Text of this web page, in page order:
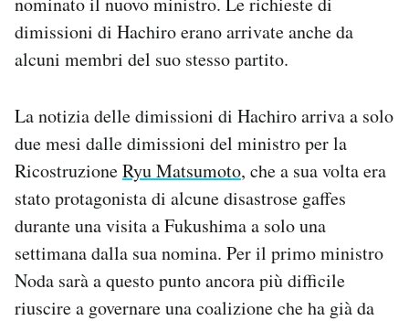
dimissioni di Hachiro erano arrivate anche da
alcuni membri del suo stesso partito.
La notizia delle dimissioni di Hachiro arriva a solo
due mesi dalle dimissioni del ministro per la
RicostruzioneRyu Matsumoto, che a sua volta era
stato protagonista di alcune disastrose gaffes
durante una visita a Fukushima a solo una
settimana dalla sua nomina. Per il primo ministro
Noda sarà a questo punto ancora più difficile
riuscire a governare una coalizione che ha già da